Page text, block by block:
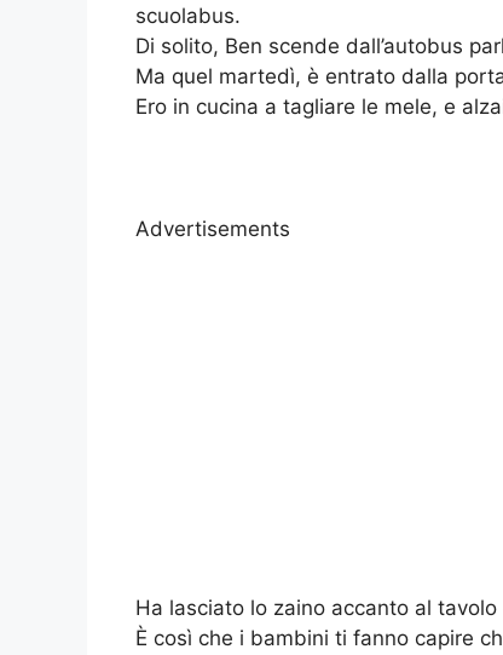
scuolabus.
Di solito, Ben scende dall’autobus
Ma quel martedì, è entrato dalla
Ero in cucina a tagliare le mele, e
Advertisements
Ha lasciato lo zaino accanto al
È così che i bambini ti fanno capire